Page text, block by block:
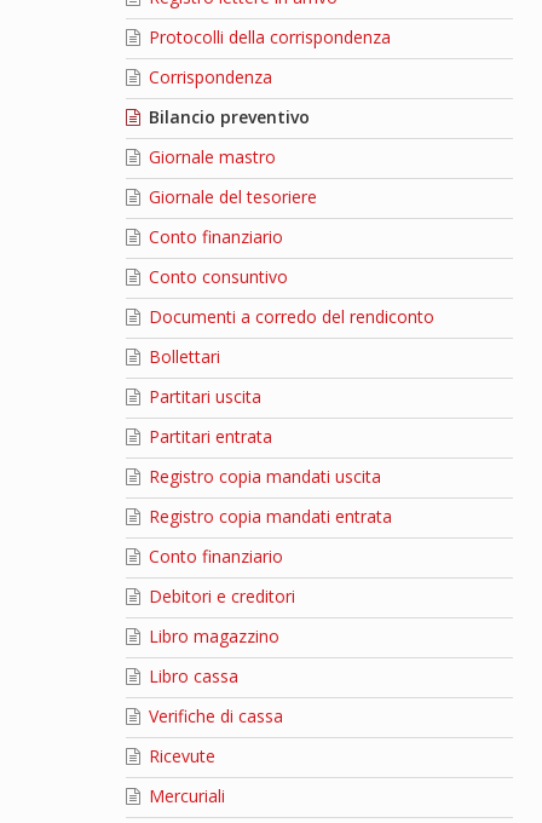
Protocolli della corrispondenza
Corrispondenza
Bilancio preventivo
Giornale mastro
Giornale del tesoriere
Conto finanziario
Conto consuntivo
Documenti a corredo del rendiconto
Bollettari
Partitari uscita
Partitari entrata
Registro copia mandati uscita
Registro copia mandati entrata
Conto finanziario
Debitori e creditori
Libro magazzino
Libro cassa
Verifiche di cassa
Ricevute
Mercuriali